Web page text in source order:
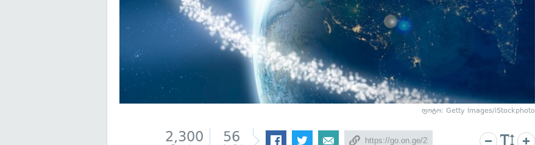
ფოტო: Getty Images/iStockphoto
2,300 56